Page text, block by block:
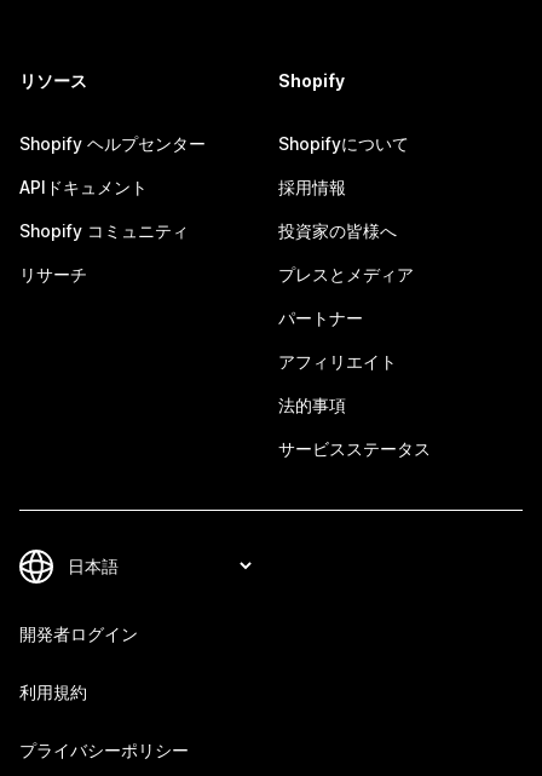
リソース
Shopify ヘルプセンター
APIドキュメント
Shopify コミュニティ
リサーチ
Shopify
Shopifyについて
採用情報
投資家の皆様へ
プレスとメディア
パートナー
アフィリエイト
法的事項
サービスステータス
開発者ログイン
利用規約
プライバシーポリシー